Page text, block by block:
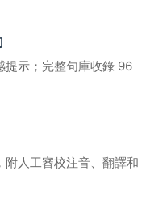
提示；完整句庫收錄 96
人工審校注音、翻譯和